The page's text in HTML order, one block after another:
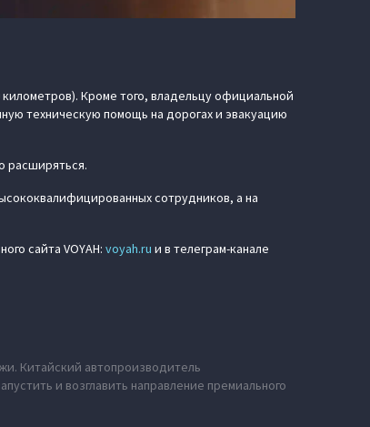
Кроме того, владельцу официальной
техническую помощь на дорогах и эвакуацию
расширяться.
сотрудников, а на
сайта VOYAH: voyah.ru и в телеграм-канале
Китайский автопроизводитель
и возглавить направление премиального